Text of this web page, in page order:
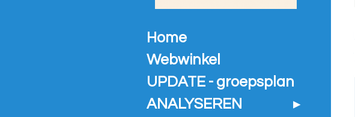
Home
Webwinkel
UPDATE - groepsplan
ANALYSEREN